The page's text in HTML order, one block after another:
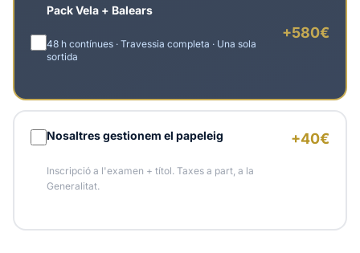
Pack Vela + Balears
48 h contínues · Travessia completa · Una sola
sortida
+580€
Nosaltres gestionem el papeleig
Inscripció a l'examen + títol. Taxes a part, a la
Generalitat.
+40€